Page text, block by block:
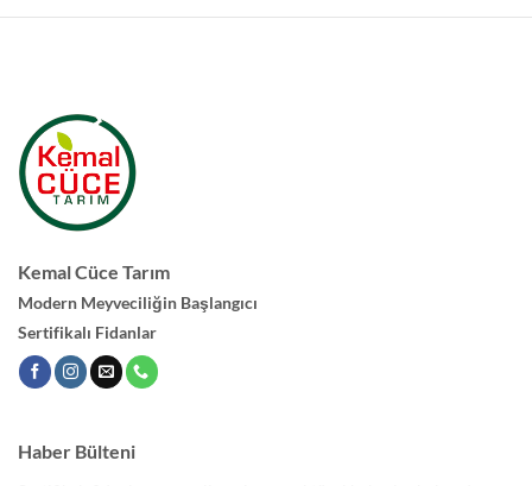
Kemal Cüce Tarım
Modern Meyveciliğin Başlangıcı
Sertifikalı Fidanlar
Haber Bülteni